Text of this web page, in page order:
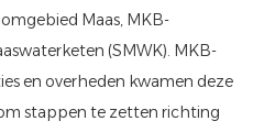
Maas, MKB-
(SMWK). MKB-
en overheden kwamen deze
stappen te zetten richting